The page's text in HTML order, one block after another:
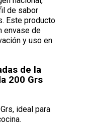
de sabor
Este producto
envase de
y uso en
de la
200 Grs
ideal para